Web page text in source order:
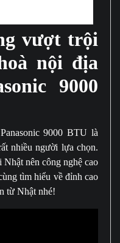
vượt trội
nội địa
9000
Panasonic9000 BTU là
nhiều người lựa chọn.
nên công nghệ cao
tìm hiểu về đỉnh cao
từ Nhật nhé!